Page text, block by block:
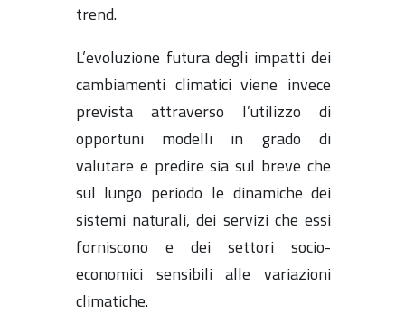
trend.
L’evoluzione futura degli impatti dei
cambiamenti climatici viene invece
prevista attraverso l’utilizzo di
opportuni modelli in grado di
valutare e predire sia sul breve che
sul lungo periodo le dinamiche dei
sistemi naturali, dei servizi che essi
forniscono e dei settori socio-
economici sensibili alle variazioni
climatiche.